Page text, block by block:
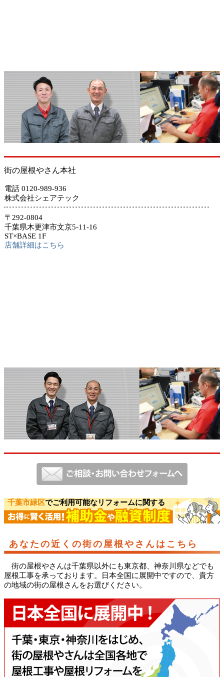
街の屋根やさん本社
電話 0120-989-936
株式会社シェアテック
〒292-0804
千葉県木更津市文京5-11-16
ST×BASE 1F
店舗詳細はこちら
千葉市緑区でご利用可能なリフォームに関する
あなたの近くの街の屋根やさんはこちら
街の屋根やさんは千葉県以外にも東京都、神奈川県などでも
屋根工事を承っております。日本全国に展開中ですので、貴方
の地域の街の屋根さんをお選びください。